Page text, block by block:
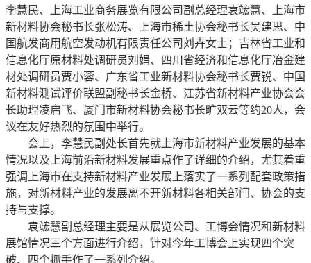
李慧民、上海工业商务展览有限公司副总经理袁竤慧、上海市
新材料协会秘书长张松涛、上海市稀土协会秘书长吴建思、中
国航发商用航空发动机有限责任公司刘卉女士；吉林省工业和
信息化厅原材料处调研员刘娟、四川省经济和信息化厅冶金建
材处调研员贾小蓉、广东省工业新材料协会秘书长贾锐、中国
新材料测试评价联盟副秘书长金桥、江苏省新材料产业协会会
长助理凌启飞、厦门市新材料协会秘书长旷双云等约20人，会
议在友好热烈的氛围中举行。
会上，李慧民副处长首先就上海市新材料产业发展的基本
情况以及上海前沿新材料发展重点作了详细的介绍，尤其着重
强调上海市在支持新材料产业发展上落实了一系列配套政策措
施，对新材料产业的发展离不开新材料各相关部门、协会的支
持与支撑。
袁竤慧副总经理主要是从展览公司、工博会情况和新材料
展馆情况三个方面进行介绍，针对今年工博会上实现四个突
破、四个抓手作了一系列介绍。